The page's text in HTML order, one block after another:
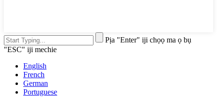
Pịa "Enter" iji chọọ ma ọ bụ
"ESC" iji mechie
English
French
German
Portuguese